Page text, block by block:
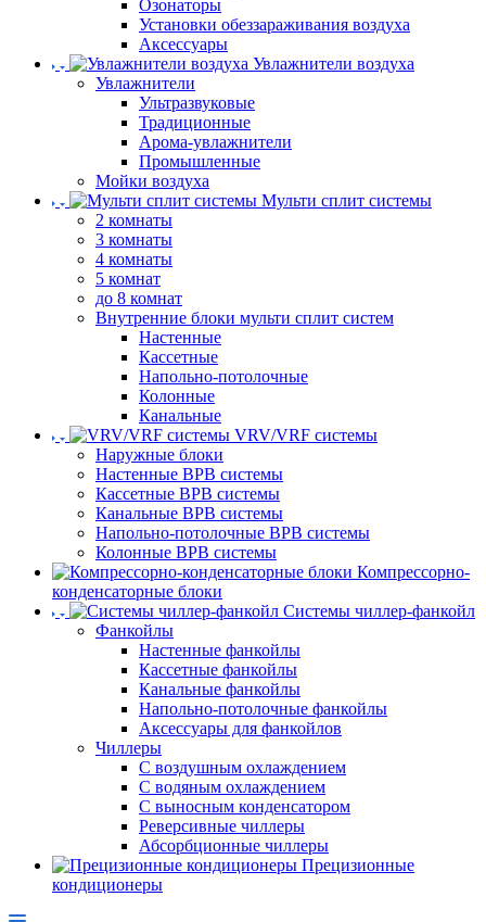
Озонаторы
Установки обеззараживания воздуха
Аксессуары
Увлажнители воздуха
Увлажнители
Ультразвуковые
Традиционные
Арома-увлажнители
Промышленные
Мойки воздуха
Мульти сплит системы
2 комнаты
3 комнаты
4 комнаты
5 комнат
до 8 комнат
Внутренние блоки мульти сплит систем
Настенные
Кассетные
Напольно-потолочные
Колонные
Канальные
VRV/VRF системы
Наружные блоки
Настенные ВРВ системы
Кассетные ВРВ системы
Канальные ВРВ системы
Напольно-потолочные ВРВ системы
Колонные ВРВ системы
Компрессорно-
конденсаторные блоки
Системы чиллер-фанкойл
Фанкойлы
Настенные фанкойлы
Кассетные фанкойлы
Канальные фанкойлы
Напольно-потолочные фанкойлы
Аксессуары для фанкойлов
Чиллеры
С воздушным охлаждением
С водяным охлаждением
С выносным конденсатором
Реверсивные чиллеры
Абсорбционные чиллеры
Прецизионные
кондиционеры